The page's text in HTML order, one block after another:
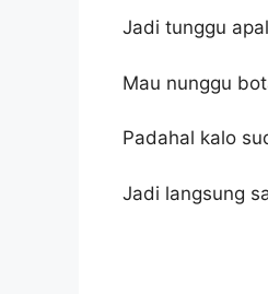
Jadi tunggu
Mau nunggu
Padahal kalo
Jadi langsung